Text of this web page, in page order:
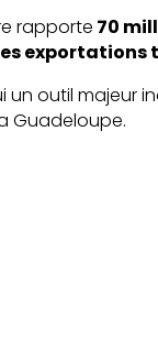
rapporte 70
exportations
un outil majeur
Guadeloupe.